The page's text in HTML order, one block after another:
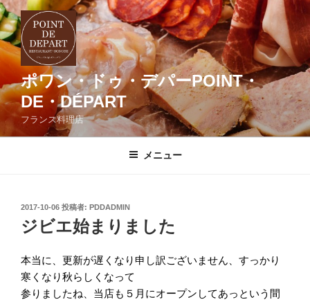
コ
ン
テ
ン
へ
ス
キ
ッ
ポワン・ドゥ・デパーPOINT・
DE・DÉPART
フランス料理店
メニュー
投
稿
日:
2017-10-06 投稿者: PDDADMIN
ジビエ始まりました
本当に、更新が遅くなり申し訳ございません、すっかり
寒くなり秋らしくなって
参りましたね、当店も５月にオープンしてあっという間